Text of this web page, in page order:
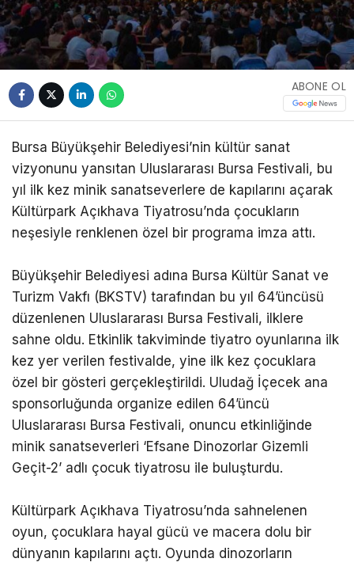
ABONE OL
Bursa Büyükşehir Belediyesi’nin kültür sanat
vizyonunu yansıtan Uluslararası Bursa Festivali, bu
yıl ilk kez minik sanatseverlere de kapılarını açarak
Kültürpark Açıkhava Tiyatrosu’nda çocukların
neşesiyle renklenen özel bir programa imza attı.
Büyükşehir Belediyesi adına Bursa Kültür Sanat ve
Turizm Vakfı (BKSTV) tarafından bu yıl 64’üncüsü
düzenlenen Uluslararası Bursa Festivali, ilklere
sahne oldu. Etkinlik takviminde tiyatro oyunlarına ilk
kez yer verilen festivalde, yine ilk kez çocuklara
özel bir gösteri gerçekleştirildi. Uludağ İçecek ana
sponsorluğunda organize edilen 64’üncü
Uluslararası Bursa Festivali, onuncu etkinliğinde
minik sanatseverleri ‘Efsane Dinozorlar Gizemli
Geçit-2’ adlı çocuk tiyatrosu ile buluşturdu.
Kültürpark Açıkhava Tiyatrosu’nda sahnelenen
oyun, çocuklara hayal gücü ve macera dolu bir
dünyanın kapılarını açtı. Oyunda dinozorların